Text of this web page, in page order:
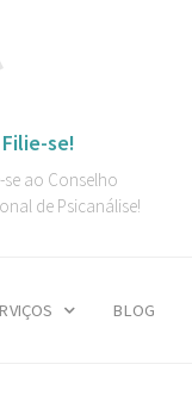
Filie-se!
se ao Conselho
de Psicanálise!
BLOG